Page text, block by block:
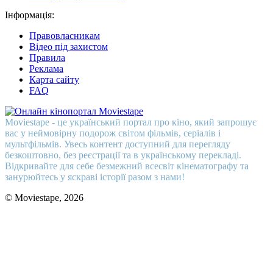
Інформація:
Правовласникам
Відео під захистом
Правила
Реклама
Карта сайту
FAQ
Moviestape - це український портал про кіно, який запрошує
вас у неймовірну подорож світом фільмів, серіалів і
мультфільмів. Увесь контент доступний для перегляду
безкоштовно, без реєстрації та в українському перекладі.
Відкривайте для себе безмежний всесвіт кінематографу та
занурюйтесь у яскраві історії разом з нами!
© Moviestape, 2026